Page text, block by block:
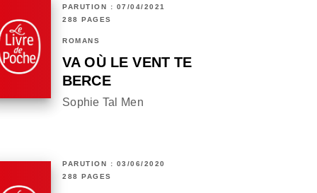
PARUTION : 07/04/2021
288 PAGES
ROMANS
VA OÙ LE VENT TE
BERCE
Sophie Tal Men
PARUTION : 03/06/2020
288 PAGES